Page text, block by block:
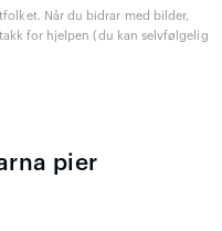
Når du bidrar med bilder,
for hjelpen (du kan selvfølgelig
pier